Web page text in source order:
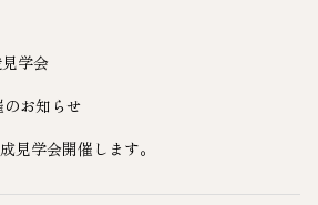
学会
お知らせ
見学会開催します。